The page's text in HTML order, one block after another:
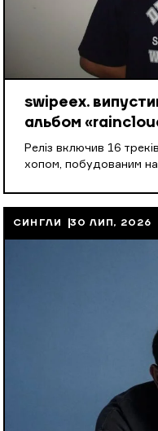
swipeex.
альбом
Реліз включив 16
хопом, побудованим
СИНГЛИ 30 ЛИП, 2026